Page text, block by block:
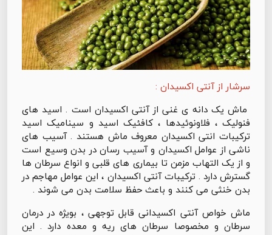
سرشار از آنتی اکسیدان :
ماش یک دانه ی غنی از آنتی اکسیدان است . اسید های
فنولیک ، فلاونوئیدها ، کافئیک اسید و سینامیک اسید
ترکیبات انتی اکسیدان معروف ماش هستند . آسیب های
ناشی از عوامل اکسیدان و آسیب رسان در بدن وسیع است
و از یک التهاب مزمن تا بیماری های قلبی و انواع سرطان ها
گسترش دارد . ترکیبات آنتی اکسیدان ، این عوامل مهاجم در
بدن خنثی می کنند و باعث حفظ سلامت بدن می شوند .
ماش خواص آنتی اکسیدانی قابل توجهی ، بویژه در درمان
سرطان و مخصوصا سرطان های ریه و معده دارد . این